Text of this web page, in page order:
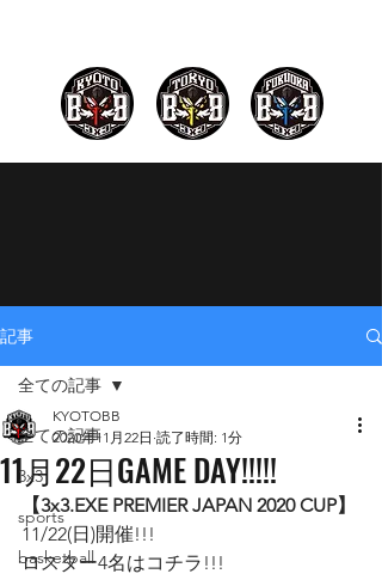
記事
全ての記事
3x3
sports
basketball
全ての記事
11月22日GAME DAY!!!!!
KYOTOBB
2020年11月22日 読了時間: 1分
【3x3.EXE PREMIER JAPAN 2020 CUP﻿】
﻿11/22(日)開催!!!﻿
ロスター4名はコチラ!!!